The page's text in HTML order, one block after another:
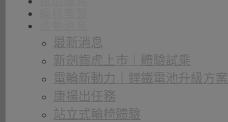
最新消息
新劍齒虎上市｜體驗試乘
電輪新動力｜鋰鐵電池升級方案
康揚出任務
站立式輪椅體驗